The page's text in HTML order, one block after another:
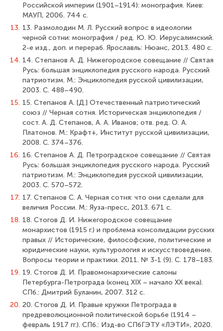
Российской империи (1901–1914): монография. Киев:
МАУП, 2006. 744 с.
13. 13. Размолодин М. Л. Русский вопрос в идеологии
черной сотни: монография / ред. Ю. Ю. Иерусалимский.
2-е изд., доп. и перераб. Ярославль: Нюанс, 2013. 480 с.
14. 14. Степанов А. Д. Нижегородское совещание // Святая
Русь: большая энциклопедия русского народа. Русский
патриотизм. М.: Энциклопедия русской цивилизации,
2003. С. 488–490.
15. 15. Степанов А. [Д.] Отечественный патриотический
союз // Черная сотня. Историческая энциклопедия /
cост. А. Д. Степанов, А. А. Иванов; отв. ред. О. А.
Платонов. М.: Крафт+, Институт русской цивилизации,
2008. С. 374–376.
16. 16. Степанов А. Д. Петроградское совещание // Святая
Русь: большая энциклопедия русского народа. Русский
патриотизм. М.: Энциклопедия русской цивилизации,
2003. С. 570–572.
17. 17. Степанов С. А. Черная сотня: что они сделали для
величия России. М.: Яуза-пресс, 2013. 671 с.
18. 18. Стогов Д. И. Нижегородское совещание
монархистов (1915 г.) и проблема консолидации русских
правых // Исторические, философские, политические и
юридические науки, культурология и искусствоведение.
Вопросы теории и практики. 2011. № 3-1 (9). С. 178–183.
19. 19. Стогов Д. И. Правомонархические салоны
Петербурга-Петрограда (конец XIX – начало ХХ века).
СПб.: Дмитрий Буланин, 2007. 312 с.
20. 20. Стогов Д. И. Правые кружки Петрограда в
предреволюционной политической борьбе (1914 –
февраль 1917 гг.). СПб.: Изд-во СПбГЭТУ «ЛЭТИ», 2020.